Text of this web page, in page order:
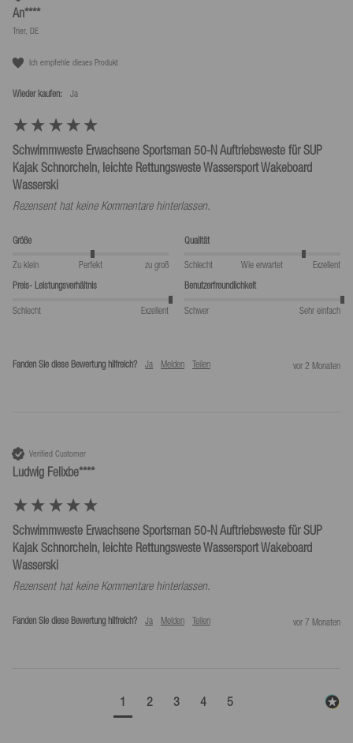
An****
Trier, DE
Ich empfehle dieses Produkt
Wieder kaufen: Ja
Schwimmweste Erwachsene Sportsman 50-N Auftriebsweste für SUP
Kajak Schnorcheln, leichte Rettungsweste Wassersport Wakeboard
Wasserski
Rezensent hat keine Kommentare hinterlassen.
Größe
Zu klein Perfekt zu groß
Qualität
Schlecht Wie erwartet
Exzellent
Preis- Leistungsverhältnis
Schlecht Exzellent
Benutzerfreundlichkeit
Schwer Sehr einfach
Fanden Sie diese Bewertung hilfreich? Ja Melden Teilen vor 2 Monaten
Verified Customer
Ludwig Felixbe****
Schwimmweste Erwachsene Sportsman 50-N Auftriebsweste für SUP
Kajak Schnorcheln, leichte Rettungsweste Wassersport Wakeboard
Wasserski
Rezensent hat keine Kommentare hinterlassen.
Fanden Sie diese Bewertung hilfreich? Ja Melden Teilen vor 7 Monaten
1 2 3 4 5